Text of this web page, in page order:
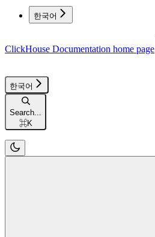
한국어
ClickHouse Documentation home page
한국어
Search...
⌘K